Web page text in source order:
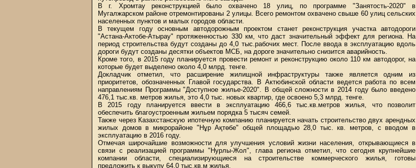
В г. Хромтау реконструкцией было охвачено 18 улиц, по программе "Занятость-2020" в
Мугалжарском районе отремонтированы 2 улицы. Всего ремонтом охвачено свыше 60 улиц сельских
населенных пунктов и малых городов области.
В текущем году основным автодорожным проектом станет реконструкция участка автодороги
"Астана-Актобе-Атырау" протяженностью 330 км, что даст значительный эффект для региона. На
период строительства будут созданы до 4,0 тыс.рабочих мест. После ввода в эксплуатацию вдоль
дороги будут созданы десятки объектов МСБ, на дороге значительно снизится аварийность.
Кроме того, в 2015 году планируется провести ремонт и реконструкцию около 110 км автодорог, на
которые будет выделено около 4,0 млрд. тенге.
Докладчик отметил, что расширение жилищной инфраструктуры также является одним из
приоритетов, обозначенных Главой государства. В Актюбинской области ведется работа по всем
направлениям Программы "Доступное жилье-2020". В общей сложности в 2014 году было введено
476,1 тыс.кв. метров жилья, это 4,0 тыс. новых квартир, где освоено 5,3 млрд. тенге.
В 2015 году планируется ввести в эксплуатацию 466,6 тыс.кв.метров жилья, что позволит
обеспечить благоустроенным жильем порядка 5 тысяч семей.
Также через Казахстанскую ипотечную компанию планируется начать строительство двух арендных
жилых домов в микрорайоне "Нұр Ақтөбе" общей площадью 28,0 тыс. кв. метров, с вводом в
эксплуатацию в 2016 году.
Отмечая широчайшие возможности для улучшения условий жизни населения, открывающиеся в
связи с реализацией программы "Нурлы-Жол", глава региона отметил, что сегодня крупнейшие
компании области, специализирующиеся на строительстве коммерческого жилья, готовы
предложить к выкупу 64,0 тыс.кв.м жилья.